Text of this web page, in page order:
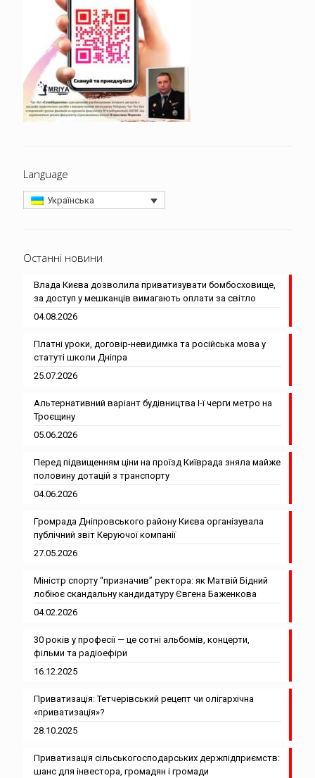
Language
Українська
Останні новини
Влада Києва дозволила приватизувати бомбосховище,
за доступ у мешканців вимагають оплати за світло
04.08.2026
Платні уроки, договір-невидимка та російська мова у
статуті школи Дніпра
25.07.2026
Альтернативний варіант будівництва І-ї черги метро на
Троєщину
05.06.2026
Перед підвищенням ціни на проїзд Київрада зняла майже
половину дотацій з транспорту
04.06.2026
Громрада Дніпровського району Києва організувала
публічний звіт Керуючої компанії
27.05.2026
Міністр спорту “призначив” ректора: як Матвій Бідний
лобіює скандальну кандидатуру Євгена Баженкова
04.02.2026
30 років у професії — це сотні альбомів, концерти,
фільми та радіоефіри
16.12.2025
Приватизація: Тетчерівський рецепт чи олігархічна
«приватизація»?
28.10.2025
Приватизація сільськогосподарських держпідприємств:
шанс для інвестора, громадян і громади